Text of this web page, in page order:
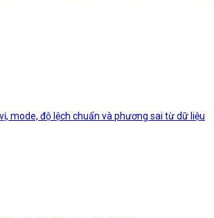
mode, độ lệch chuẩn và phương sai từ dữ liệu